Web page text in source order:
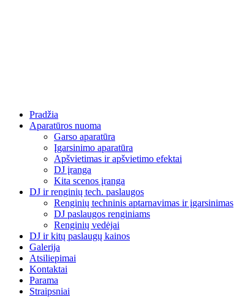
Pradžia
Aparatūros nuoma
Garso aparatūra
Įgarsinimo aparatūra
Apšvietimas ir apšvietimo efektai
DJ įranga
Kita scenos įranga
DJ ir renginių tech. paslaugos
Renginių techninis aptarnavimas ir įgarsinimas
DJ paslaugos renginiams
Renginių vedėjai
DJ ir kitų paslaugų kainos
Galerija
Atsiliepimai
Kontaktai
Parama
Straipsniai